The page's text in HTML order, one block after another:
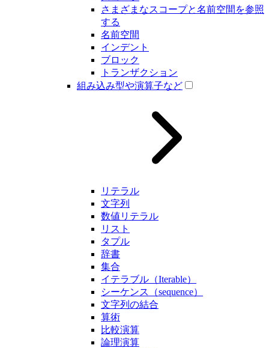
さまざまなスコープと名前空間を参照
する
名前空間
インデント
ブロック
トランザクション
組み込み型や演算子など
リテラル
文字列
数値リテラル
リスト
タプル
辞書
集合
イテラブル（Iterable）
シーケンス（sequence）
文字列の結合
算術
比較演算
論理演算